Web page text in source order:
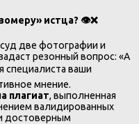
истца? 👁❌
две фотографии и
резонный вопрос: «А
специалиста ваши
мнение.
плагиат, выполненная
валидированных
достоверным